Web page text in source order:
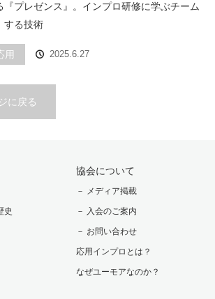
『プレゼンス』。インプロ研修に学ぶチーム
する技術
用 2025.6.27
に戻る
史
協会について
－ メディア掲載
－ 入会のご案内
－ お問い合わせ
応用インプロとは？
なぜユーモアなのか？